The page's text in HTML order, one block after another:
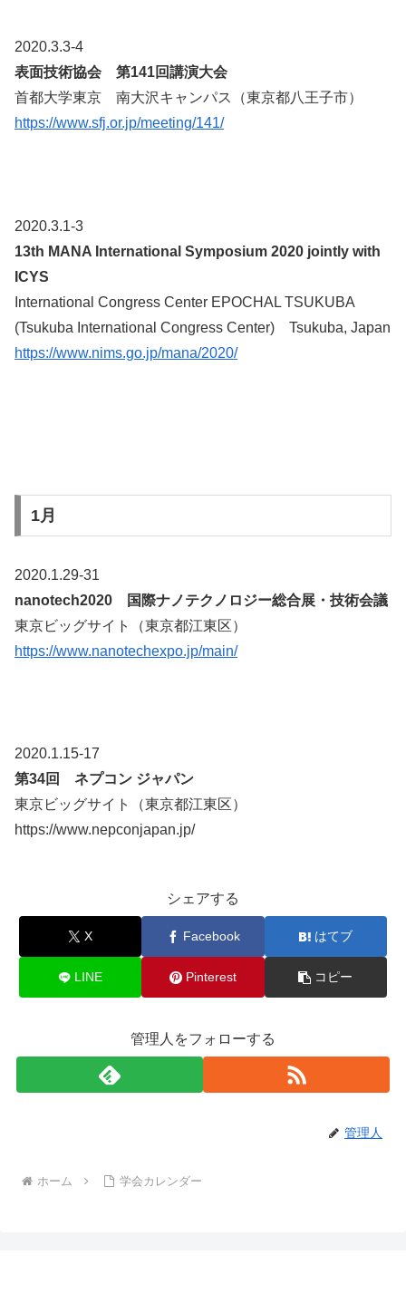
2020.3.3-4
表面技術協会 第141回講演大会
首都大学東京 南大沢キャンパス（東京都八王子市）
https://www.sfj.or.jp/meeting/141/
2020.3.1-3
13th MANA International Symposium 2020 jointly with
ICYS
International Congress Center EPOCHAL TSUKUBA
(Tsukuba International Congress Center) Tsukuba, Japan
https://www.nims.go.jp/mana/2020/
1月
2020.1.29-31
nanotech2020 国際ナノテクノロジー総合展・技術会議
東京ビッグサイト（東京都江東区）
https://www.nanotechexpo.jp/main/
2020.1.15-17
第34回 ネプコン ジャパン
東京ビッグサイト（東京都江東区）
https://www.nepconjapan.jp/
シェアする
X Facebook はてブ
LINE Pinterest コピー
管理人をフォローする
管理人
ホーム 学会カレンダー